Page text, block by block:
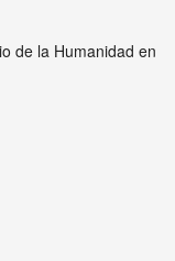
de la Humanidad en